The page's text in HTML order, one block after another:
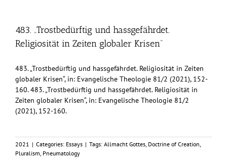
483. „Trostbedürftig und hassgefährdet.
Religiosität in Zeiten globaler Krisen“
483. „Trostbedürftig und hassgefährdet. Religiosität in Zeiten
globaler Krisen“, in: Evangelische Theologie 81/2 (2021), 152-
160. 483. „Trostbedürftig und hassgefährdet. Religiosität in
Zeiten globaler Krisen“, in: Evangelische Theologie 81/2
(2021), 152-160.
2021 | Categories: Essays | Tags: Allmacht Gottes, Doctrine of Creation,
Pluralism, Pneumatology